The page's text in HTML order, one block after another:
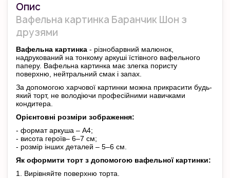
Опис
Вафельна картинка Баранчик Шон з
друзями
Вафельна картинка - різнобарвний малюнок,
надрукований на тонкому аркуші їстівного вафельного
паперу. Вафельна картинка має злегка пористу
поверхню, нейтральний смак і запах.
За допомогою харчової картинки можна прикрасити будь-
який торт, не володіючи професійними навичками
кондитера.
Орієнтовні розміри зображення:
- формат аркуша – А4;
- висота героїв– 6–7 см;
- розмір інших деталей – 5–6 см.
Як оформити торт з допомогою вафельної картинки:
1. Вирівняйте поверхню торта.